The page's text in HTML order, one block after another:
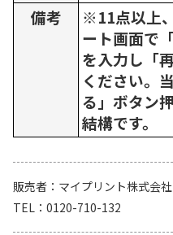
備考
※11点以上
ート画面で
を入力し「
ください。
る」ボタン
結構です。
販売者
マイプリント株式会社
TEL
0120-710-132